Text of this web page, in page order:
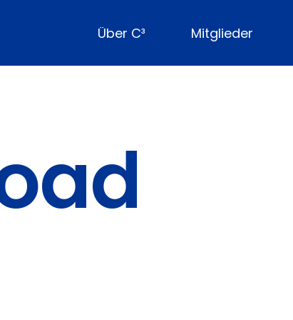
Über C³ Mitglieder